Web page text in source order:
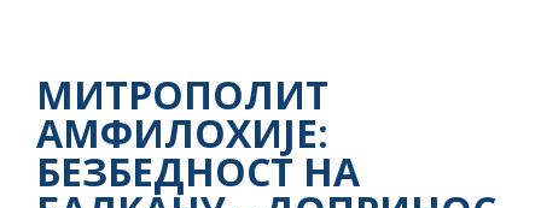
МИТРОПОЛИТ
АМФИЛОХИЈЕ:
БЕЗБЕДНОСТ НА